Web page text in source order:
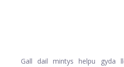
Gall dail mintys helpu gyda